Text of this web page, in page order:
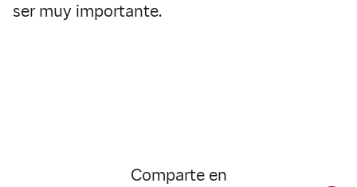
ser muy importante.
Comparte en